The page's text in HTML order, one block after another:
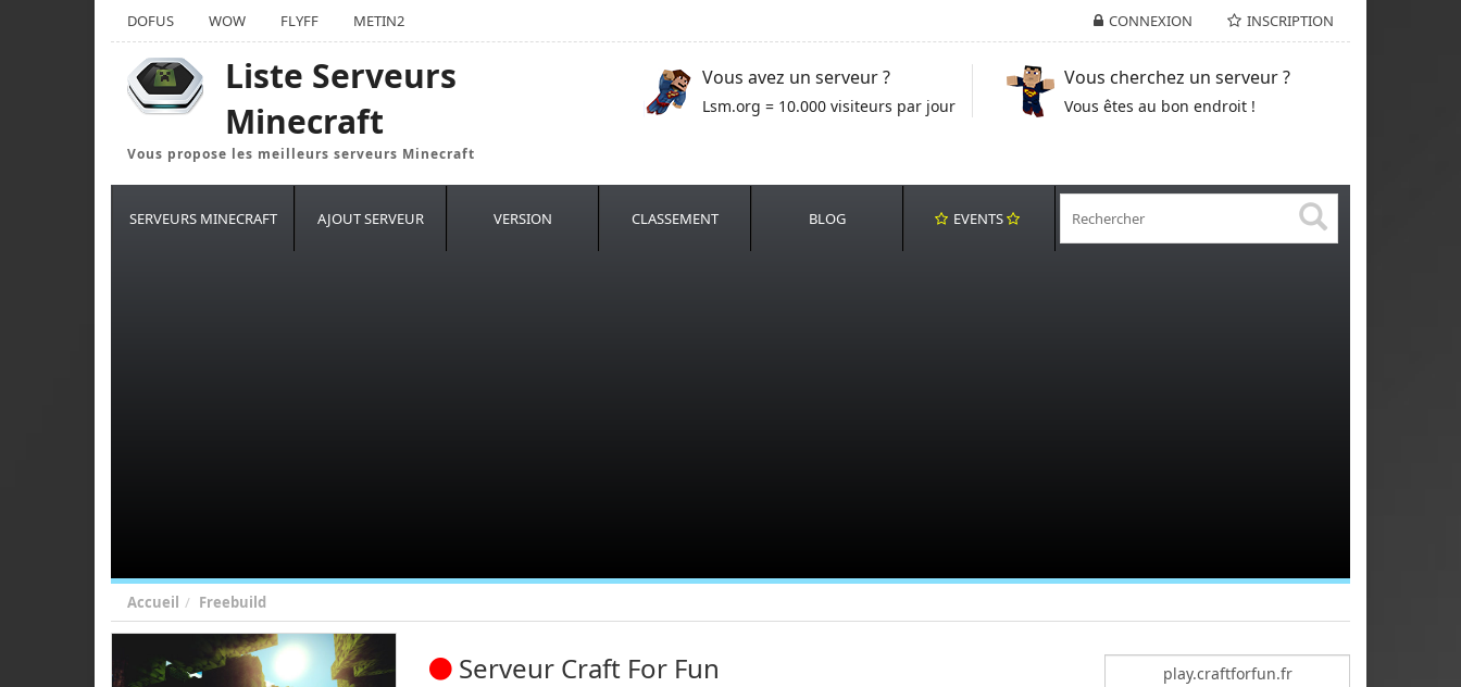
CONNEXION INSCRIPTION
DOFUS WOW FLYFF METIN2
Liste Serveurs
Minecraft
Vous propose les meilleurs serveurs Minecraft
Vous avez un serveur ?
Lsm.org = 10.000 visiteurs par jour
Vous cherchez un serveur ?
Vous êtes au bon endroit !
SERVEURS MINECRAFT AJOUT SERVEUR VERSION CLASSEMENT BLOG EVENTS
Accueil Freebuild
Serveur Craft For Fun